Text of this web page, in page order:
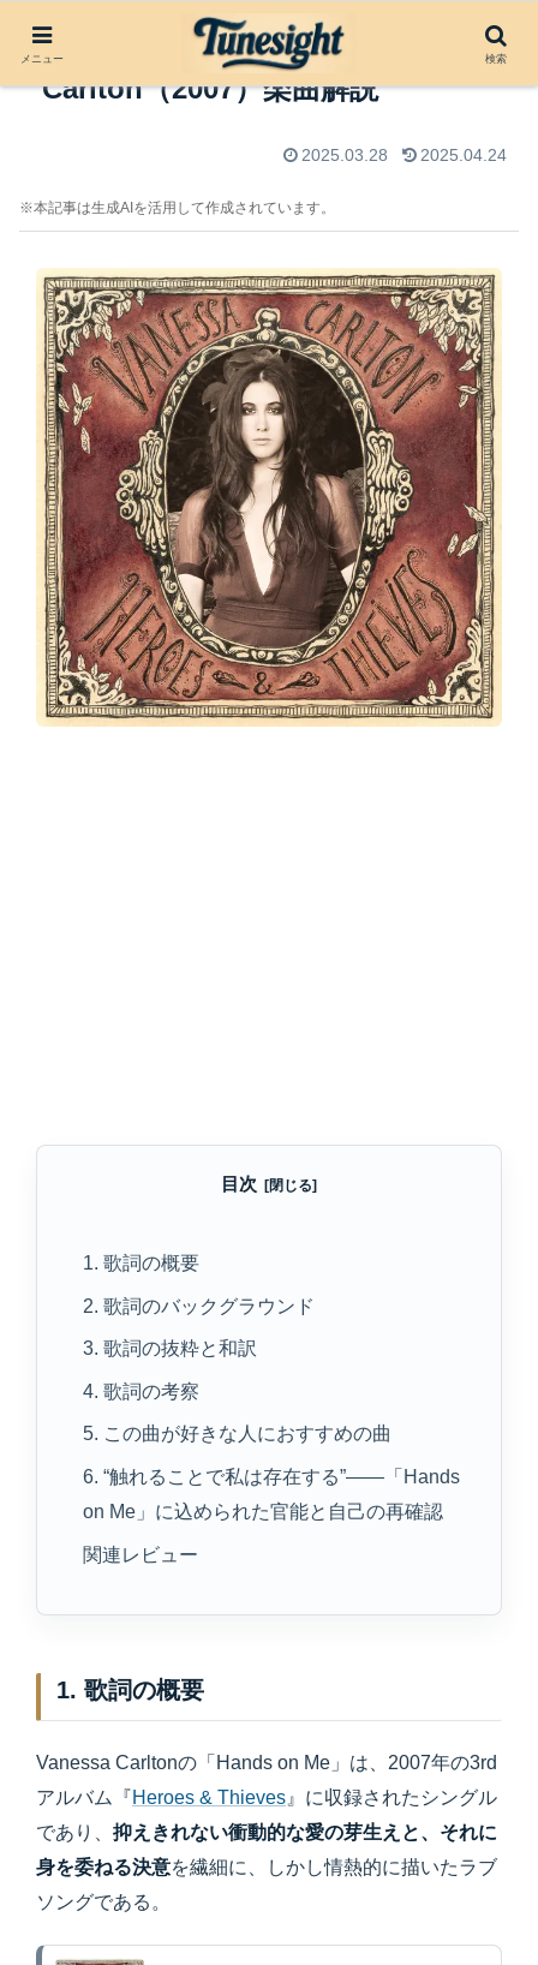
Hands on Me by Vanessa
Carlton（2007）楽曲解説
2025.03.28 2025.04.24
※本記事は生成AIを活用して作成されています。
目次
1. 歌詞の概要
2. 歌詞のバックグラウンド
3. 歌詞の抜粋と和訳
4. 歌詞の考察
5. この曲が好きな人におすすめの曲
6. “触れることで私は存在する”——「Hands
on Me」に込められた官能と自己の再確認
関連レビュー
1. 歌詞の概要
Vanessa Carltonの「Hands on Me」は、2007年の3rd
アルバム『Heroes & Thieves 』に収録されたシングル
であり、 抑えきれない衝動的な愛の芽生えと、それに
身を委ねる決意を繊細に、しかし情熱的に描いたラブ
ソングである。
メニュー 検索